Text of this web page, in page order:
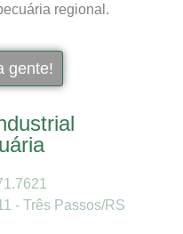
regional.
gente!
- Três Passos/RS